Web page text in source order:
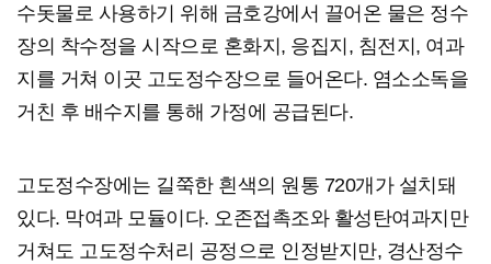
수돗물로 사용하기 위해 금호강에서 끌어온 물은 정수
장의 착수정을 시작으로 혼화지, 응집지, 침전지, 여과
지를 거쳐 이곳 고도정수장으로 들어온다. 염소소독을
거친 후 배수지를 통해 가정에 공급된다.
고도정수장에는 길쭉한 흰색의 원통 720개가 설치돼
있다. 막여과 모듈이다. 오존접촉조와 활성탄여과지만
거쳐도 고도정수처리 공정으로 인정받지만, 경산정수